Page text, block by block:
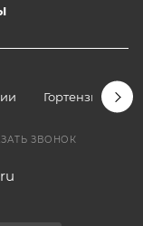
Гортензии
ЗВОНОК